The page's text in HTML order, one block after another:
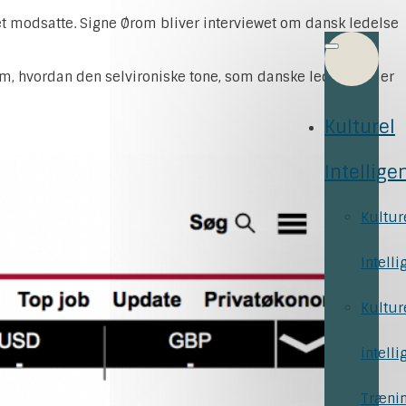
Kulturel
Signe Ørom bliver interviewet om dansk ledelse
hvordan den selvironiske tone, som danske ledere ynder